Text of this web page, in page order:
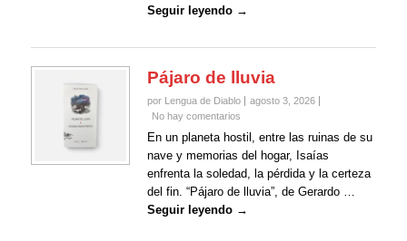
Seguir leyendo →
Pájaro de lluvia
por Lengua de Diablo
agosto 3, 2026
No hay comentarios
En un planeta hostil, entre las ruinas de su
nave y memorias del hogar, Isaías
enfrenta la soledad, la pérdida y la certeza
del fin. “Pájaro de lluvia”, de Gerardo …
Seguir leyendo →